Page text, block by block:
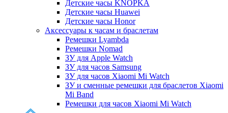
Детские часы KNOPKA
Детские часы Huawei
Детские часы Honor
Аксессуары к часам и браслетам
Ремешки Lyambda
Ремешки Nomad
ЗУ для Apple Watch
ЗУ для часов Samsung
ЗУ для часов Xiaomi Mi Watch
ЗУ и сменные ремешки для браслетов Xiaomi
Mi Band
Ремешки для часов Xiaomi Mi Watch